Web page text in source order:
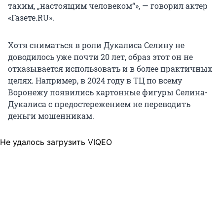
таким, „настоящим человеком“», — говорил актер
«Газете.RU».
Хотя сниматься в роли Дукалиса Селину не
доводилось уже почти 20 лет, образ этот он не
отказывается использовать и в более практичных
целях. Например, в 2024 году в ТЦ по всему
Воронежу появились картонные фигуры Селина-
Дукалиса с предостережением не переводить
деньги мошенникам.
Не удалось загрузить VIQEO